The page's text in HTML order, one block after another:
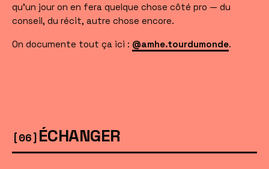
qu'un jour on en fera quelque chose côté pro — du
conseil, du récit, autre chose encore.
On documente tout ça ici : @amhe.tourdumonde.
[06]ÉCHANGER